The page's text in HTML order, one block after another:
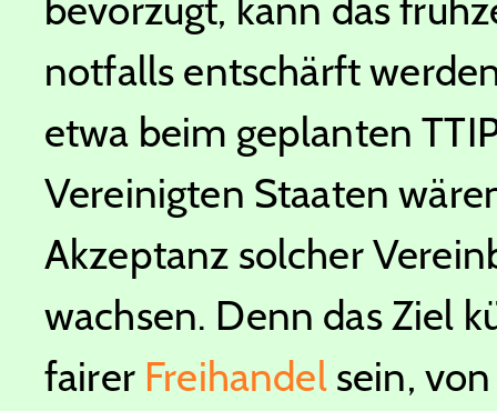
notfalls entschärft
etwa beim geplanten
Vereinigten Staaten
Akzeptanz solcher
wachsen. Denn das Ziel
fairer Freihandelsein,